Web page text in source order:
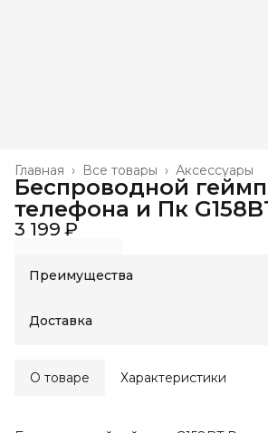
Аксессуары
Все товары ›
Главная ›
Беспроводной
телефона и Пк
3 199 ₽
Преимущества
Оплата частями в Сплит
Удобный возврат
Доставка
О товаре Характеристики